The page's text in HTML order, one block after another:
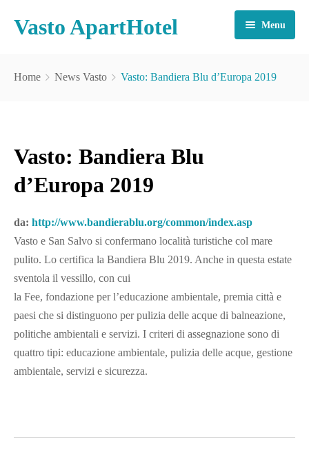
Vasto ApartHotel Menu
TARIFFE
TURISMO
CONTATTI
Home News Vasto Vasto: Bandiera Blu d’Europa 2019
Vasto: Bandiera Blu
d’Europa 2019
da: http://www.bandierablu.org/common/index.asp
Vasto e San Salvo si confermano località turistiche col mare
pulito. Lo certifica la Bandiera Blu 2019. Anche in questa estate
sventola il vessillo, con cui
la Fee, fondazione per l’educazione ambientale, premia città e
paesi che si distinguono per pulizia delle acque di balneazione,
politiche ambientali e servizi. I criteri di assegnazione sono di
quattro tipi: educazione ambientale, pulizia delle acque, gestione
ambientale, servizi e sicurezza.